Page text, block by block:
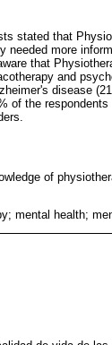
stated that
needed more
that
and
disease
of the
of
mental health;